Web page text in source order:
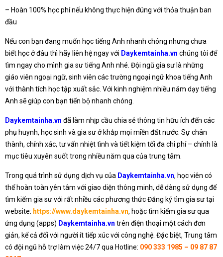
– Hoàn 100% học phí nếu không thực hiện đúng với thỏa thuận ban
đầu
Nếu con bạn đang muốn học tiếng Anh nhanh chóng nhưng chưa
biết học ở đâu thì hãy liên hệ ngay với Daykemtainha.vn chúng tôi để
tìm ngay cho mình gia sư tiếng Anh nhé. Đội ngũ gia sư là những
giáo viên ngoại ngữ, sinh viên các trường ngoại ngữ khoa tiếng Anh
với thành tích học tập xuất sắc. Với kinh nghiệm nhiều năm dạy tiếng
Anh sẽ giúp con bạn tiến bộ nhanh chóng.
Daykemtainha.vn đã làm nhịp cầu chia sẻ thông tin hữu ích đến các
phụ huynh, học sinh và gia sư ở khắp mọi miền đất nước. Sự chân
thành, chính xác, tư vấn nhiệt tình và tiết kiệm tối đa chi phí – chính là
mục tiêu xuyên suốt trong nhiều năm qua của trung tâm.
Trong quá trình sử dụng dịch vụ của Daykemtainha.vn, học viên có
thể hoàn toàn yên tâm với giao diện thông minh, dễ dàng sử dụng để
tìm kiếm gia sư với rất nhiều các phương thức Đăng ký tìm gia sư tại
website: https://www.daykemtainha.vn, hoặc tìm kiếm gia sư qua
ứng dụng (apps) Daykemtainha.vn trên điện thoại một cách đơn
giản, kể cả đối với người ít tiếp xúc với công nghệ. Đặc biệt, Trung tâm
có đội ngũ hỗ trợ làm việc 24/7 qua Hotline: 090 333 1985 – 09 87 87